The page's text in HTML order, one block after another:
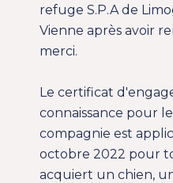
refuge S.P.A de
Vienne après avoir
merci.
Le certificat
connaissance pour
compagnie est
octobre 2022 pour
acquiert un chien,